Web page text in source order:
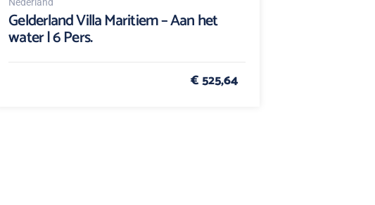
Gelderland Villa Maritiem – Aan het
water | 6 Pers.
€ 525,64